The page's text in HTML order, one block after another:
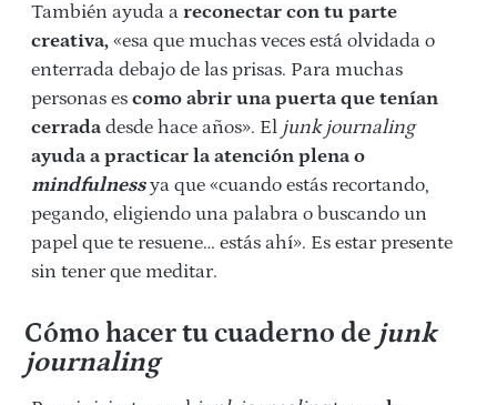
También ayuda a reconectar con tu parte
creativa, «esa que muchas veces está olvidada o
enterrada debajo de las prisas. Para muchas
personas es como abrir una puerta que tenían
cerrada desde hace años». El junk journaling
ayuda a practicar la atención plena o
mindfulnessya que «cuando estás recortando,
pegando, eligiendo una palabra o buscando un
papel que te resuene… estás ahí». Es estar presente
sin tener que meditar.
Cómo hacer tu cuaderno de junk
journaling